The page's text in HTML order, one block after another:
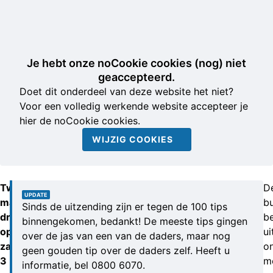
Je hebt onze noCookie cookies (nog) niet
geaccepteerd.
Doet dit onderdeel van deze website het niet?
Voor een volledig werkende website accepteer je
hier de noCookie cookies.
WIJZIG COOKIES
Twee
mannen
drongen
op
zaterdag
3
UPDATE
Sinds de uitzending zijn er tegen de 100 tips
binnengekomen, bedankt! De meeste tips gingen
over de jas van een van de daders, maar nog
geen gouden tip over de daders zelf. Heeft u
informatie, bel 0800 6070.